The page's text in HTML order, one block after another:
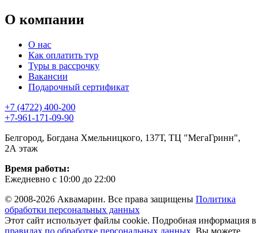
О компании
О нас
Как оплатить тур
Туры в рассрочку
Вакансии
Подарочный сертификат
+7 (4722) 400-200
+7-961-171-09-90
Белгород, Богдана Хмельницкого, 137Т, ТЦ "МегаГринн",
2А этаж
Время работы:
Ежедневно с 10:00 до 22:00
© 2008-2026 Аквамарин. Все права защищены Политика
обработки персональных данных
Этот сайт использует файлы cookie. Подробная информация в
правилах по обработке персональных данных . Вы можете